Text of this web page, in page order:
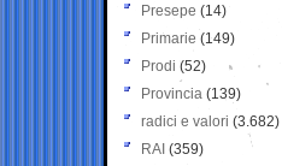
Presepe (14)
Primarie (149)
Prodi (52)
Provincia (139)
radici e valori (3.682)
RAI (359)